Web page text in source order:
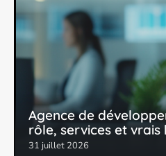
Agence de
rôle, services et vrais
31 juillet 2026